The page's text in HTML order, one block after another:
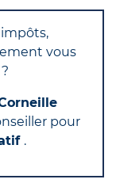
vous
pour
.